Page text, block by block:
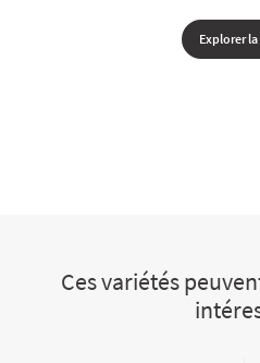
Explorer
Ces variétés